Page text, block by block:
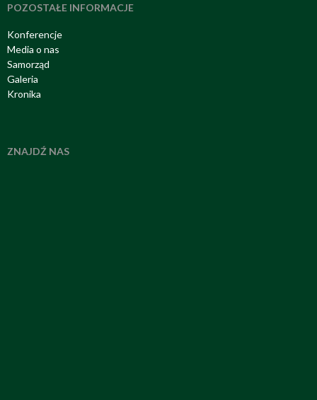
POZOSTAŁE INFORMACJE
Konferencje
Media o nas
Samorząd
Galeria
Kronika
ZNAJDŹ NAS